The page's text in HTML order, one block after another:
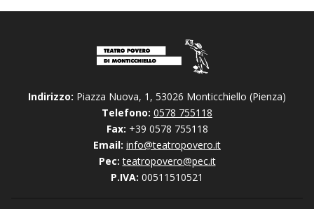
Indirizzo: Piazza Nuova, 1, 53026 Monticchiello (Pienza)
Telefono: 0578 755118
Fax: +39 0578 755118
Email: info@teatropovero.it
Pec: teatropovero@pec.it
P.IVA: 00511510521